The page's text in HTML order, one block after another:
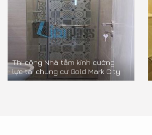
Thi công Nhà tắm kính cường
lực tại chung cư Gold Mark City